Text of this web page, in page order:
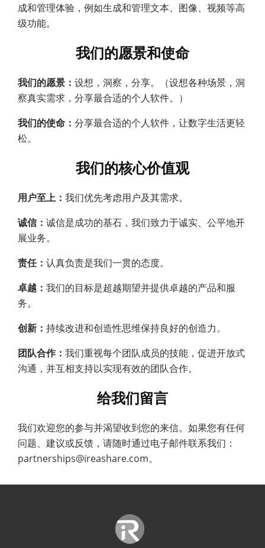
成和管理体验，例如生成和管理文本、图像、视频等高
级功能。
我们的愿景和使命
我们的愿景： 设想，洞察，分享。（设想各种场景，洞
察真实需求，分享最合适的个人软件。）
我们的使命： 分享最合适的个人软件，让数字生活更轻
松。
我们的核心价值观
用户至上： 我们优先考虑用户及其需求。
诚信： 诚信是成功的基石，我们致力于诚实、公平地开
展业务。
责任： 认真负责是我们一贯的态度。
卓越： 我们的目标是超越期望并提供卓越的产品和服
务。
创新： 持续改进和创造性思维保持良好的创造力。
团队合作： 我们重视每个团队成员的技能，促进开放式
沟通，并互相支持以实现有效的团队合作。
给我们留言
我们欢迎您的参与并渴望收到您的来信。如果您有任何
问题、建议或反馈，请随时通过电子邮件联系我们：
partnerships@ireashare.com。